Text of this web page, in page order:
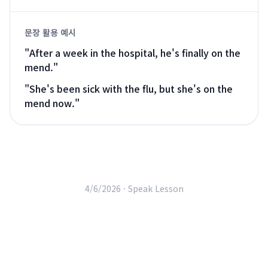
문장 활용 예시
"After a week in the hospital, he's finally on the
mend."
"She's been sick with the flu, but she's on the
mend now."
4/6/2026 · Speak Lesson